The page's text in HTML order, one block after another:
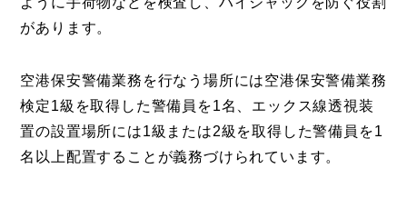
があります。
空港保安警備業務を行なう場所には空港保安警備業務
検定1級を取得した警備員を1名、エックス線透視装
置の設置場所には1級または2級を取得した警備員を1
名以上配置することが義務づけられています。